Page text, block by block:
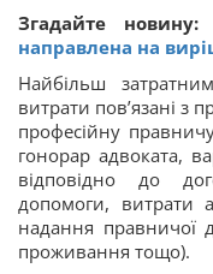
Згадайте новину:
направлена на
Найбільш
витрати пов’язані з
професійну
гонорар адвоката,
відповідно до
допомоги, витрати
надання правничої
проживання тощо).